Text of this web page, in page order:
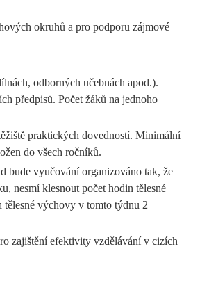
okruhů a pro podporu zájmové
odborných učebnách apod.).
předpisů. Počet žáků na jednoho
praktických dovedností. Minimální
do všech ročníků.
bude vyučování organizováno tak, že
nesmí klesnout počet hodin tělesné
výchovy v tomto týdnu 2
zajištění efektivity vzdělávání v cizích